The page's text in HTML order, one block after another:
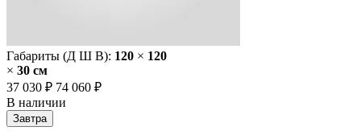
Габариты (Д Ш В): 120 × 120
× 30 cм
37 030 ₽ 74 060 ₽
В наличии
Завтра